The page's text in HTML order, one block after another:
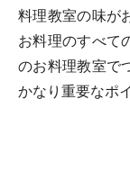
料理教室の味が
お料理のすべて
のお料理教室で
かなり重要なポ